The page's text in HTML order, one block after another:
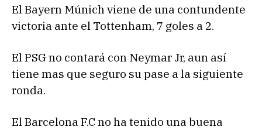
El Bayern Múnich viene de una contundente
victoria ante el Tottenham, 7 goles a 2.
El PSG no contará con Neymar Jr, aun así
tiene mas que seguro su pase a la siguiente
ronda.
El Barcelona F.C no ha tenido una buena